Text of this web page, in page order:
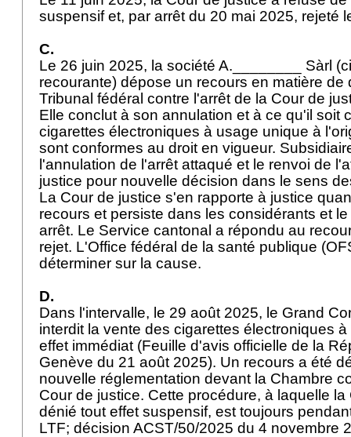
suspensif et, par arrêt du 20 mai 2025, rejeté
C.
Le 26 juin 2025, la société A.________ Sàrl
recourante) dépose un recours en matière de
Tribunal fédéral contre l'arrêt de la Cour de
Elle conclut à son annulation et à ce qu'il soit
cigarettes électroniques à usage unique à
sont conformes au droit en vigueur.
l'annulation de l'arrêt attaqué et le renvoi de
justice pour nouvelle décision dans le sens
La Cour de justice s'en rapporte à justice
recours et persiste dans les considérants et
arrêt. Le Service cantonal a répondu au
rejet. L'Office fédéral de la santé publique
déterminer sur la cause.
D.
Dans l'intervalle, le 29 août 2025, le Grand
interdit la vente des cigarettes électroniques
effet immédiat (Feuille d'avis officielle de la
Genève du 21 août 2025). Un recours a été
nouvelle réglementation devant la Chambre
Cour de justice. Cette procédure, à laquelle
dénié tout effet suspensif, est toujours
LTF; décision ACST/50/2025 du 4 novembre